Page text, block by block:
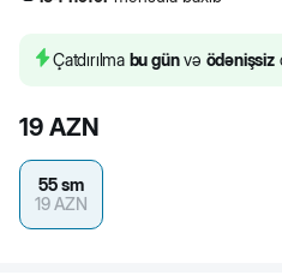
Çatdırılma bu günvə ödənişsiz
19 AZN
55 sm
19AZN